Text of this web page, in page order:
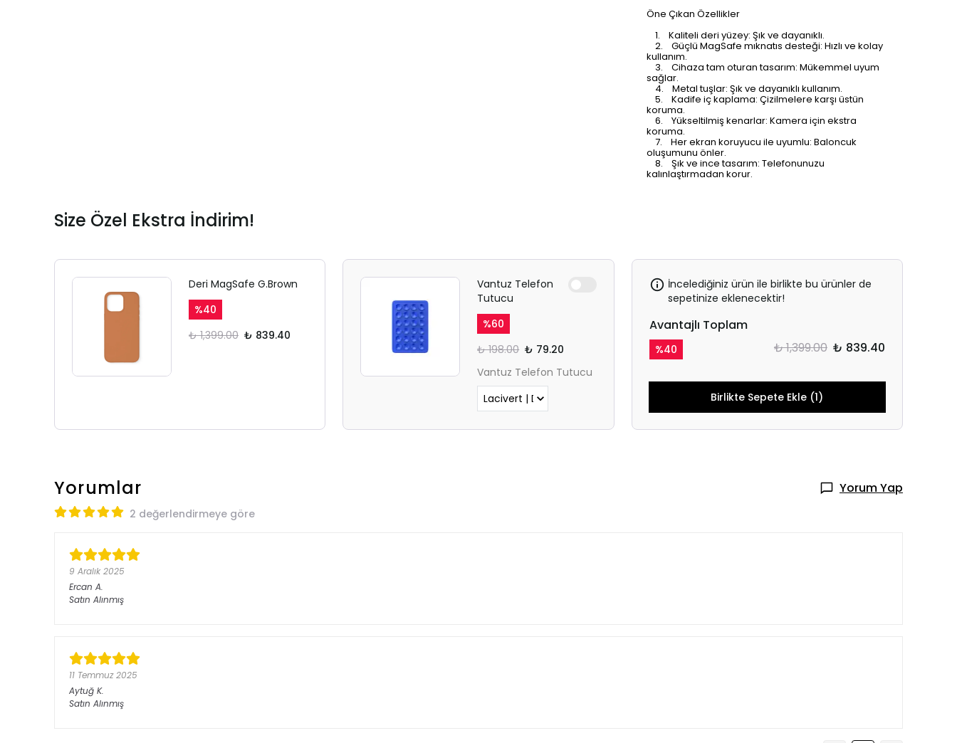
Öne Çıkan Özellikler
1. Kaliteli deri yüzey: Şık ve dayanıklı.
2. Güçlü MagSafe mıknatıs desteği: Hızlı ve kolay
kullanım.
3. Cihaza tam oturan tasarım: Mükemmel uyum
sağlar.
4. Metal tuşlar: Şık ve dayanıklı kullanım.
5. Kadife iç kaplama: Çizilmelere karşı üstün
koruma.
6. Yükseltilmiş kenarlar: Kamera için ekstra
koruma.
7. Her ekran koruyucu ile uyumlu: Baloncuk
oluşumunu önler.
8. Şık ve ince tasarım: Telefonunuzu
kalınlaştırmadan korur.
Size Özel Ekstra İndirim!
Deri MagSafe G.Brown
%40
₺ 1,399.00 ₺ 839.40
Vantuz Telefon
Tutucu
%60
₺ 198.00 ₺ 79.20
Vantuz Telefon Tutucu
İncelediğiniz ürün ile birlikte bu ürünler de
sepetinize eklenecektir!
Avantajlı Toplam
%40 ₺ 1,399.00 ₺ 839.40
Birlikte Sepete Ekle (1)
Yorumlar Yorum Yap
2 değerlendirmeye göre
9 Aralık 2025
Ercan A.
Satın Alınmış
11 Temmuz 2025
Aytuğ K.
Satın Alınmış